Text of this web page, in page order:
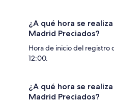
¿A qué hora se
Madrid Preciados?
Hora de inicio del registro
12:00.
¿A qué hora se
Madrid Preciados?